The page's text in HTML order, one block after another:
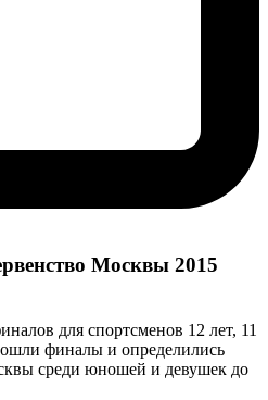
Москвы 2015
для спортсменов 12 лет, 11
финалы и определились
среди юношей и девушек до